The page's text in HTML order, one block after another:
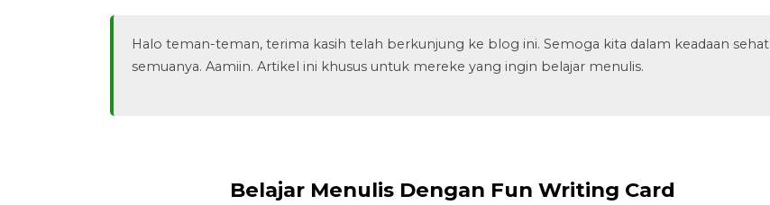
Halo teman-teman, terima kasih telah berkunjung ke blog ini. Semoga kita dalam keadaan sehat
semuanya. Aamiin. Artikel ini khusus untuk mereke yang ingin belajar menulis.
Belajar Menulis Dengan Fun Writing Card